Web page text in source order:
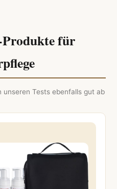
für
Tests ebenfalls gut ab